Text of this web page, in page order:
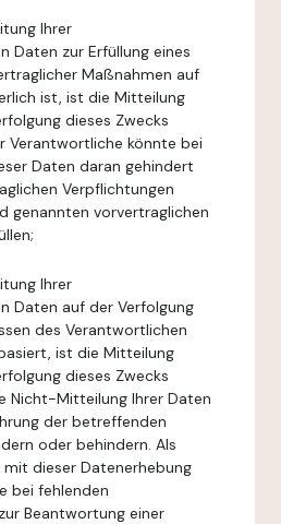
Ihrer
Daten zur Erfüllung eines
Maßnahmen auf
ist, ist die Mitteilung
dieses Zwecks
Verantwortliche könnte bei
Daten daran gehindert
Verpflichtungen
genannten vorvertraglichen
Ihrer
Daten auf der Verfolgung
des Verantwortlichen
ist die Mitteilung
dieses Zwecks
Nicht-Mitteilung Ihrer Daten
der betreffenden
oder behindern. Als
mit dieser Datenerhebung
bei fehlenden
Beantwortung einer